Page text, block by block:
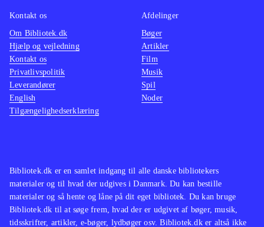
Bibliotek.dk er en samlet indgang til alle danske bibliotekers
materialer og til hvad der udgives i Danmark. Du kan bestille
materialer og så hente og låne på dit eget bibliotek. Du kan bruge
Bibliotek.dk til at søge frem, hvad der er udgivet af bøger, musik,
tidsskrifter, artikler, e-bøger, lydbøger osv. Bibliotek.dk er altså ikke
Kontakt os
Om Bibliotek.dk
Hjælp og vejledning
Kontakt os
Privatlivspolitik
Leverandører
English
Tilgængelighedserklæring
Afdelinger
Bøger
Artikler
Film
Musik
Spil
Noder